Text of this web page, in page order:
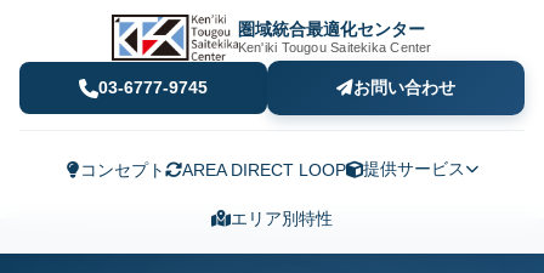
圏域統合最適化センター
Ken'iki Tougou Saitekika Center
03-6777-9745 お問い合わせ
コンセプト AREA DIRECT LOOP 提供サービス
エリア別特性